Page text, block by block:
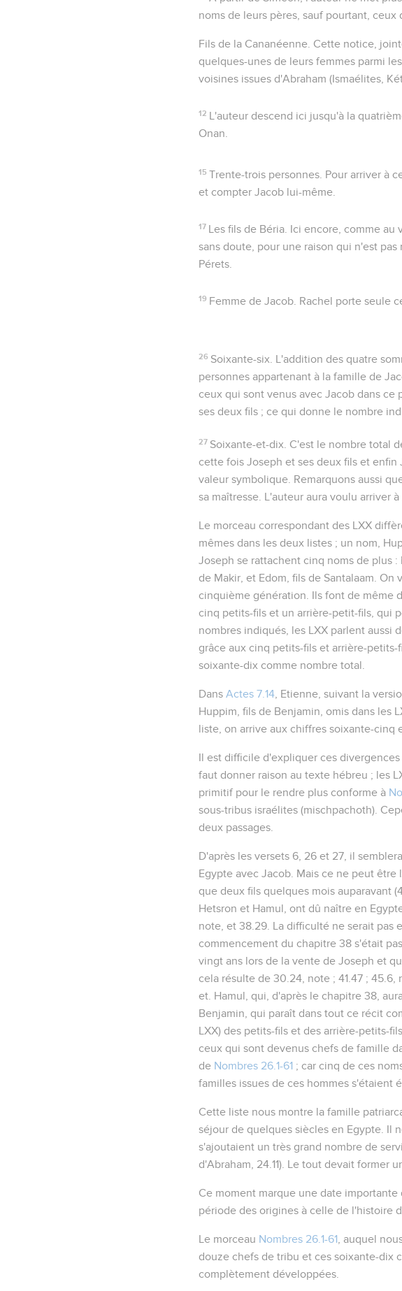
noms de leurs pères, sauf pourtant, ceux
Fils de la Cananéenne . Cette notice,
quelques-unes de leurs femmes parmi
voisines issues d'Abraham (Ismaélites,
12 L'auteur descend ici jusqu'à la
Onan.
15 Trente-trois personnes . Pour arriver à
et compter Jacob lui-même.
17 Les fils de Béria . Ici encore, comme
sans doute, pour une raison qui n'est
Pérets.
19 Femme de Jacob . Rachel porte seule
26 Soixante-six . L'addition des quatre
personnes appartenant à la famille de
ceux qui sont venus avec Jacob dans ce
ses deux fils ; ce qui donne le nombre
27 Soixante-et-dix . C'est le nombre total
cette fois Joseph et ses deux fils et
valeur symbolique. Remarquons aussi
sa maîtresse. L'auteur aura voulu arriver
Le morceau correspondant des LXX
mêmes dans les deux listes ; un nom,
Joseph se rattachent cinq noms de plus :
de Makir, et Edom, fils de Santalaam.
cinquième génération. Ils font de même
cinq petits-fils et un arrière-petit-fils, qui
nombres indiqués, les LXX parlent aussi
grâce aux cinq petits-fils et arrière-
soixante-dix comme nombre total.
Dans Actes 7.14 , Etienne, suivant la
Huppim, fils de Benjamin, omis dans les
liste, on arrive aux chiffres soixante-cinq
Il est difficile d'expliquer ces
faut donner raison au texte hébreu ; les
primitif pour le rendre plus conforme à
sous-tribus israélites (mischpachoth).
deux passages.
D'après les versets 6, 26 et 27, il
Egypte avec Jacob. Mais ce ne peut
que deux fils quelques mois auparavant (
Hetsron et Hamul, ont dû naître en
note, et 38.29 . La difficulté ne serait
commencement du chapitre 38 s'était
vingt ans lors de la vente de Joseph et
cela résulte de 30.24 , note ; 41.47 ; 45.6
et. Hamul, qui, d'après le chapitre 38,
Benjamin, qui paraît dans tout ce récit
LXX) des petits-fils et des arrière-petits-
ceux qui sont devenus chefs de famille
de Nombres 26.1-61 ; car cinq de ces
familles issues de ces hommes s'étaient
Cette liste nous montre la famille
séjour de quelques siècles en Egypte. Il
s'ajoutaient un très grand nombre de
d'Abraham, 24.11). Le tout devait former
Ce moment marque une date
période des origines à celle de l'histoire
Le morceau Nombres 26.1-61 , auquel
douze chefs de tribu et ces soixante-dix
complètement développées.